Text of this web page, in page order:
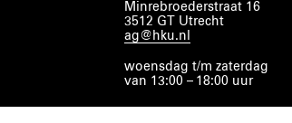
Minrebroederstraat 16
3512 GT Utrecht
ag@hku.nl
woensdag t/m zaterdag
van 13:00 – 18:00 uur